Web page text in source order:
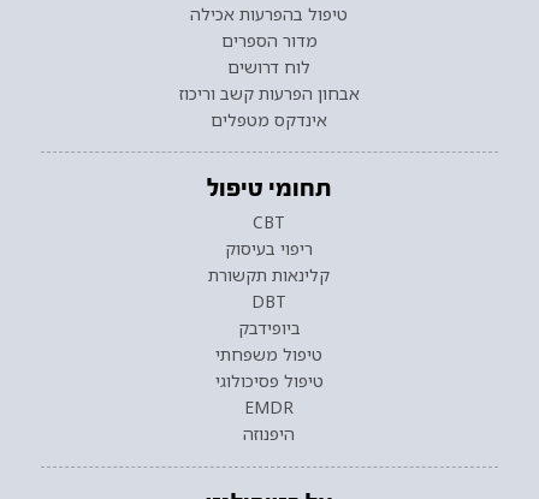
טיפול בהפרעות אכילה
מדור הספרים
לוח דרושים
אבחון הפרעות קשב וריכוז
אינדקס מטפלים
תחומי טיפול
CBT
ריפוי בעיסוק
קלינאות תקשורת
DBT
ביופידבק
טיפול משפחתי
טיפול פסיכולוגי
EMDR
היפנוזה